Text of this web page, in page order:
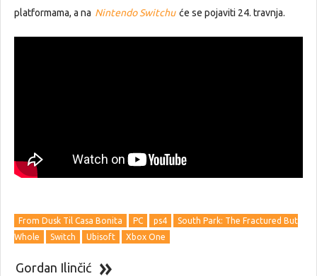
platformama, a na Nintendo Switchu će se pojaviti 24. travnja.
From Dusk Til Casa Bonita PC ps4
South Park: The Fractured But
Whole
Switch Ubisoft Xbox One
Gordan Ilinčić